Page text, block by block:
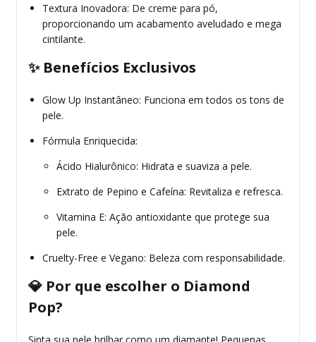
Textura Inovadora: De creme para pó,
proporcionando um acabamento aveludado e mega
cintilante.
✨ Benefícios Exclusivos
Glow Up Instantâneo: Funciona em todos os tons de
pele.
Fórmula Enriquecida:
Ácido Hialurônico: Hidrata e suaviza a pele.
Extrato de Pepino e Cafeína: Revitaliza e refresca.
Vitamina E: Ação antioxidante que protege sua
pele.
Cruelty-Free e Vegano: Beleza com responsabilidade.
💎 Por que escolher o Diamond
Pop?
Sinta sua pele brilhar como um diamante! Pequenas